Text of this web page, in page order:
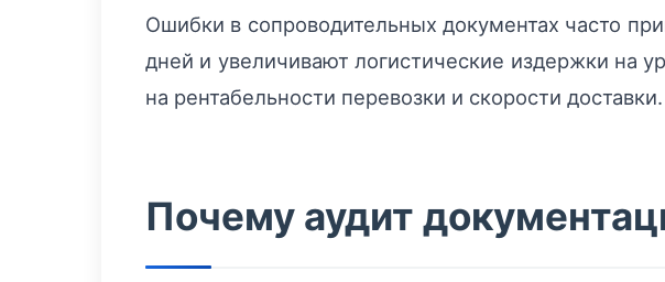
Ошибки в сопроводительных документах часто
дней и увеличивают логистические издержки на
на рентабельности перевозки и скорости доставки.
Почему аудит